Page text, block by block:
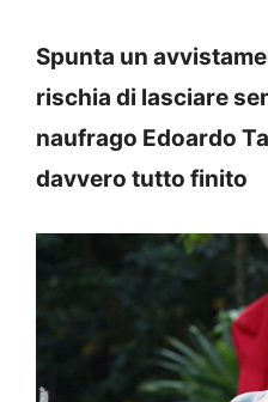
Spunta un
rischia di lasciare
naufrago Edoardo
davvero tutto finito